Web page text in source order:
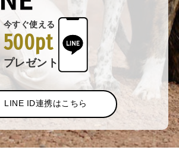
今すぐ使える
500pt
プレゼント
LINE ID連携はこちら